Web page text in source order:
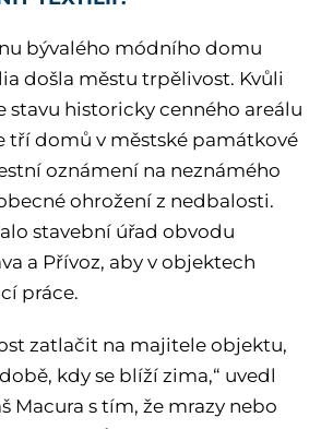
bývalého módního domu
došla městu trpělivost. Kvůli
stavu historicky cenného areálu
tří domů v městské památkové
oznámení na neznámého
ohrožení z nedbalosti.
stavební úřad obvodu
a Přívoz, aby v objektech
práce.
zatlačit na majitele objektu,
kdy se blíží zima,“ uvedl
Macura s tím, že mrazy nebo